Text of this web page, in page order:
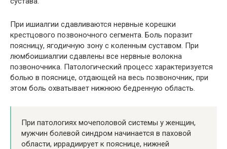
При ишиалгии сдавливаются нервные корешки
крестцового позвоночного сегмента. Боль поразит
поясницу, ягодичную зону с коленным суставом. При
люмбоишиалгии сдавлены все нервные волокна
позвоночника. Патологический процесс характеризуется
болью в пояснице, отдающей на весь позвоночник, при
этом боль охватывает нижнюю бедренную область.
При патологиях мочеполовой системы у женщин,
мужчин болевой синдром начинается в паховой
области, иррадиирует к пояснице, нижней